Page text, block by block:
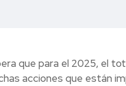
que para el 2025, el
acciones que están